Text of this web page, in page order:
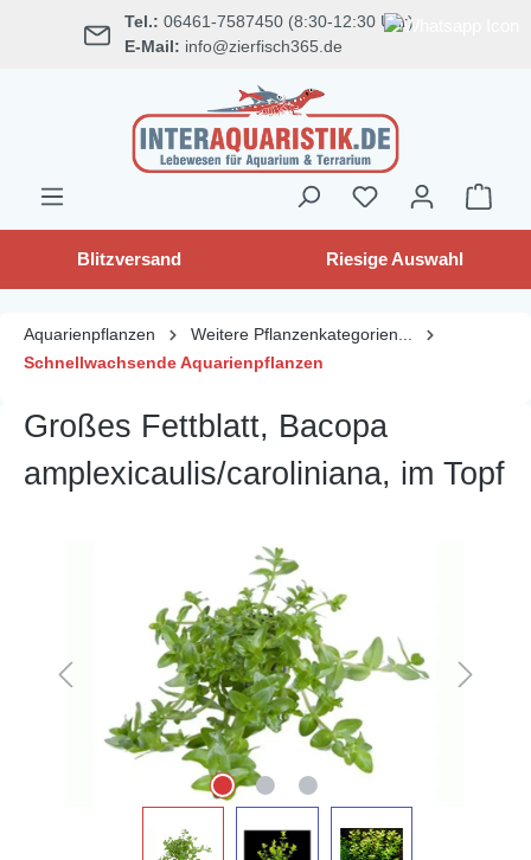
springen Tel.: 06461-7587450 (8:30-12:30 Uhr)
E-Mail: info@zierfisch365.de
Blitzversand Riesige Auswahl
Aquarienpflanzen
Weitere Pflanzenkategorien...
Schnellwachsende Aquarienpflanzen
Großes Fettblatt, Bacopa
amplexicaulis/caroliniana, im Topf
Bildergalerie überspringen